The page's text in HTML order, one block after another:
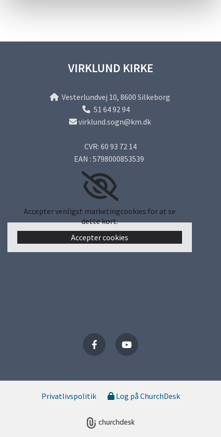
VIRKLUND KIRKE
Vesterlundvej 10, 8600 Silkeborg
 51 64 92 94
virklund.sogn@km.dk
CVR: 60 93 72 14
EAN : 5798000853539
Accepter venligst marketingcookies for at se
dette kort.
Accepter cookies
Privatlivspolitik Log på ChurchDesk